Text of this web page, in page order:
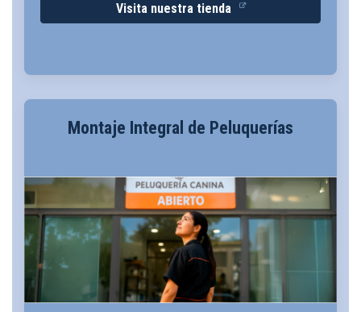
Visita nuestra tienda
Montaje Integral de Peluquerías